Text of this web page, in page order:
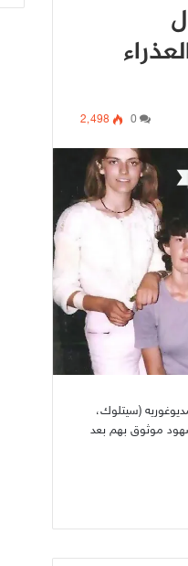
0 2٬498
(سيتلوك،
موثوق بهم بعد